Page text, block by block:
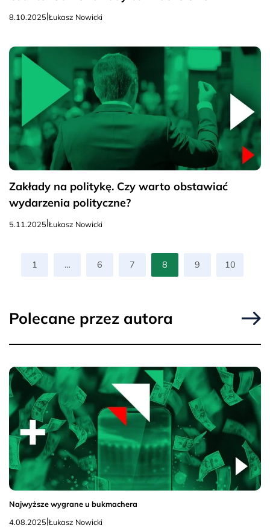
8.10.2025|Łukasz Nowicki
Zakłady na politykę. Czy warto obstawiać
wydarzenia polityczne?
5.11.2025|Łukasz Nowicki
1 … 6 7 8 9 10
Polecane przez autora
Najwyższe wygrane u bukmachera
4.08.2025|Łukasz Nowicki